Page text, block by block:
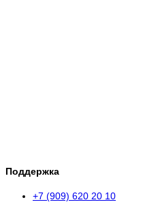
Поддержка
+7 (909) 620 20 10